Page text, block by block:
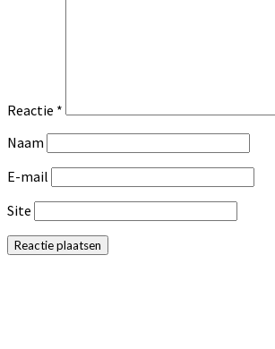
Reactie *
Naam
E-mail
Site